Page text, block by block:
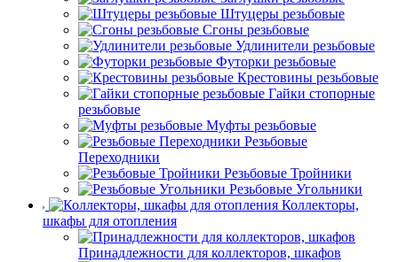
Штуцеры резьбовые
Сгоны резьбовые
Удлинители резьбовые
Футорки резьбовые
Крестовины резьбовые
Гайки стопорные
резьбовые
Муфты резьбовые
Резьбовые
Переходники
Резьбовые Тройники
Резьбовые Угольники
Коллекторы,
шкафы для отопления
Принадлежности для коллекторов, шкафов